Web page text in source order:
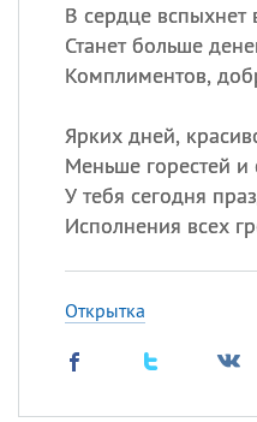
В сердце вспыхнет
Станет больше
Комплиментов,
Ярких дней,
Меньше горестей и
У тебя сегодня
Исполнения всех
Открытка